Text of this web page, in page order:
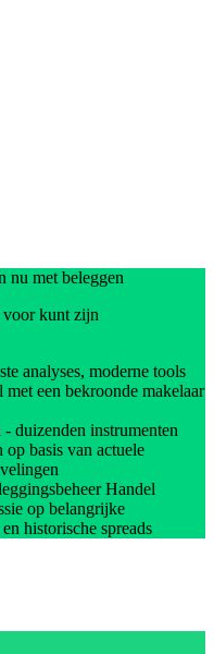
nu met beleggen
voor kunt zijn
analyses, moderne tools
een bekroonde makelaar
duizenden instrumenten
basis van actuele
Handel
op belangrijke
historische spreads